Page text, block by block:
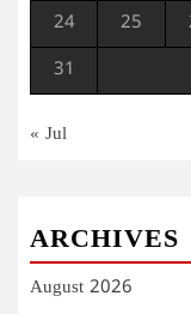
24 25
31
« Jul
ARCHIVES
August 2026